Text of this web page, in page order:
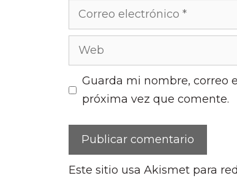
Correo
electrónico
Web
Guarda mi nombre, correo
próxima vez que comente.
Este sitio usa Akismet para